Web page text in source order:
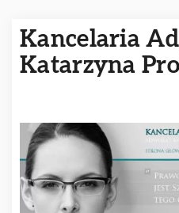
Kancelaria
Katarzyna